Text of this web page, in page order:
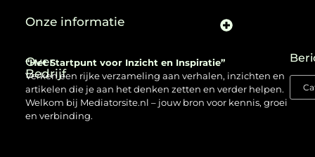
Over
Bedrijf
“Het Startpunt voor Inzicht en Inspiratie”
Verken een rijke verzameling aan verhalen, inzichten en
artikelen die je aan het denken zetten en verder helpen.
Welkom bij Mediatorsite.nl – jouw bron voor kennis, groei
en verbinding.
Onze informatie